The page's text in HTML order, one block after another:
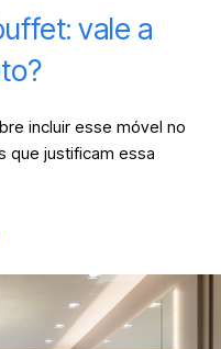
vale a
incluir esse móvel no
que justificam essa